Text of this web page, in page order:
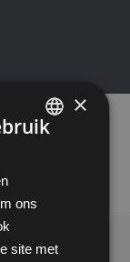
×
ons
site met